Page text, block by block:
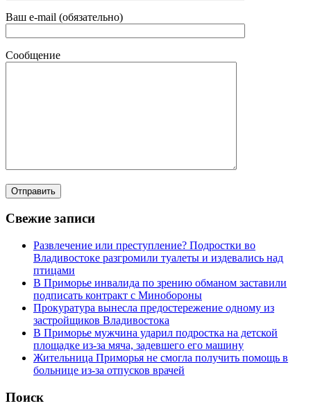
Ваш e-mail (обязательно)
Сообщение
Свежие записи
Развлечение или преступление? Подростки во
Владивостоке разгромили туалеты и издевались над
птицами
В Приморье инвалида по зрению обманом заставили
подписать контракт с Минобороны
Прокуратура вынесла предостережение одному из
застройщиков Владивостока
В Приморье мужчина ударил подростка на детской
площадке из-за мяча, задевшего его машину
Жительница Приморья не смогла получить помощь в
больнице из-за отпусков врачей
Поиск